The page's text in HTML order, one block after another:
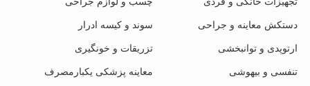
دستکش معاینه و جراحی سوند و کیسه ادرار
ارتوپدی و توانبخشی تزریقات و خونگیری
تنفسی و بیهوشی معاینه پزشکی یکبارمصرف